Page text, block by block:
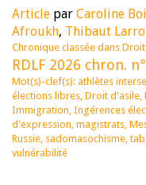
Article par Caroline
Afroukh, Thibaut
Chronique classée dans
RDLF 2026 chron.
Mot(s)-clef(s): athlètes
élections libres, Droit d'asile,
Immigration, Ingérences
d'expression, magistrats,
Russie, sadomasochisme,
vulnérabilité